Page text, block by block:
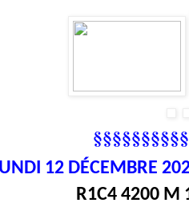
12 DÉCEMBRE
R1C4 4200 M